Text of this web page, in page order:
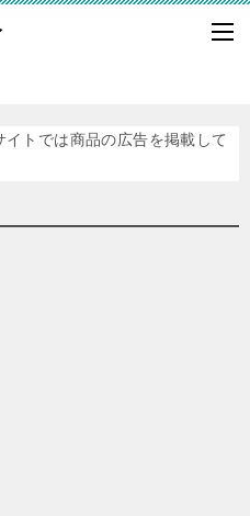
イトでは商品の広告を掲載して